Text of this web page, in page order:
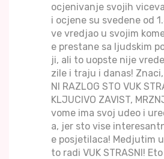
ocjenivanje svojih
i ocjene su svedene od
ve vredjao u svojim
e prestane sa ljudskim
ji, ali to uopste nije
zile i traju i danas!
NI RAZLOG STO VUK
KLJUCIVO ZAVIST,
vome ima svoj udeo i
a, jer sto vise
e posjetilaca! Medjutim
to radi VUK STRASNI!